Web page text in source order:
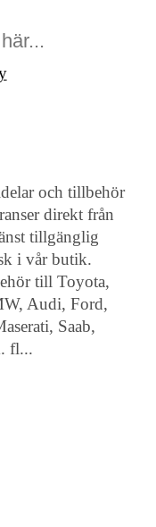
och tillbehör
direkt från
tillgänglig
i vår butik.
till Toyota,
Audi, Ford,
Saab,
fl...